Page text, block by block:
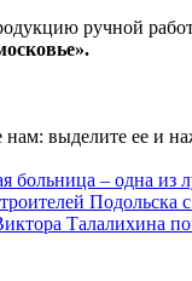
ручной
выделите ее и
больница – одна из
Подольска
Талалихина